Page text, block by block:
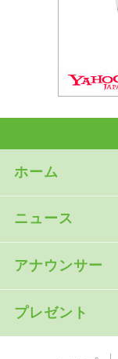
ホーム
ニュース
アナウンサー
プレゼント